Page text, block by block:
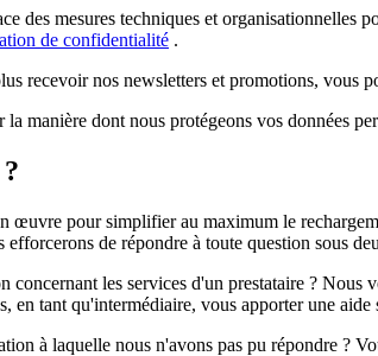
des mesures techniques et organisationnelles
de confidentialité .
recevoir nos newsletters et promotions, vous
la manière dont nous protégeons vos données
œuvre pour simplifier au maximum le
de répondre à toute question sous
concernant les services d'un prestataire ?
en tant qu'intermédiaire, vous apporter une
à laquelle nous n'avons pas pu répondre ?